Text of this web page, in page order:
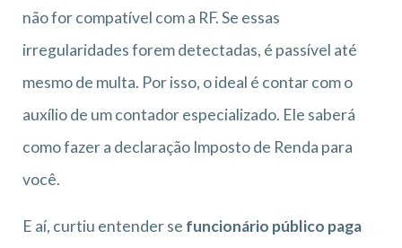
não for compatível com a RF. Se essas
irregularidades forem detectadas, é passível até
mesmo de multa. Por isso, o ideal é contar com o
auxílio de um contador especializado. Ele saberá
como fazer a declaração Imposto de Renda para
você.
E aí, curtiu entender se funcionário público paga